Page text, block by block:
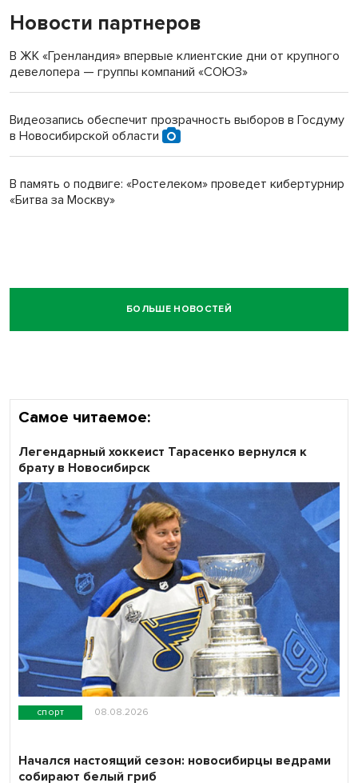
Новости партнеров
В ЖК «Гренландия» впервые клиентские дни от крупного
девелопера — группы компаний «СОЮЗ»
Видеозапись обеспечит прозрачность выборов в Госдуму
в Новосибирской области
В память о подвиге: «Ростелеком» проведет кибертурнир
«Битва за Москву»
БОЛЬШЕ НОВОСТЕЙ
Самое читаемое:
спорт 08.08.2026
Легендарный хоккеист Тарасенко вернулся к
брату в Новосибирск
Начался настоящий сезон: новосибирцы ведрами
собирают белый гриб